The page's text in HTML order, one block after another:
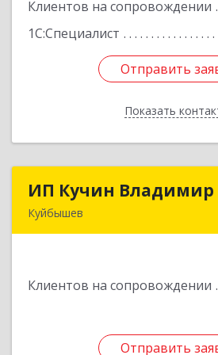
Клиентов на сопровождении
1С:Специалист
Отправить
Показать
Отправить
Назад
ИП Кучин Владимир
Куйбышев
Клиентов на сопровождении
Отправить
ИП Кучин Владимир
Отправить